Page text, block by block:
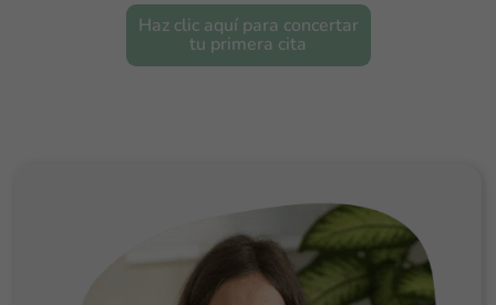
Haz clic aquí para concertar
tu primera cita